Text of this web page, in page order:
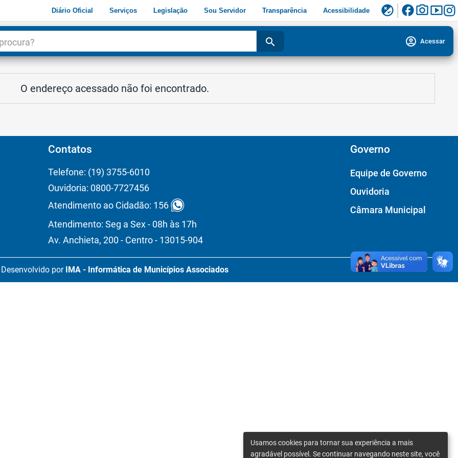
Diário Oficial Serviços Legislação Sou Servidor Transparência Acessibilidade flaky facebookphoto_camerasmart_display
search account_circle Acessar
O endereço acessado não foi encontrado.
Contatos
Telefone: (19) 3755-6010
Ouvidoria: 0800-7727456
Atendimento ao Cidadão: 156
Atendimento: Seg a Sex - 08h às 17h
Av. Anchieta, 200 - Centro - 13015-904
Governo
Equipe de Governo
Ouvidoria
Câmara Municipal
Desenvolvido por IMA - Informática de Municípios Associados
Usamos cookies para tornar sua experiência a mais
agradável possível. Se continuar navegando neste site, você